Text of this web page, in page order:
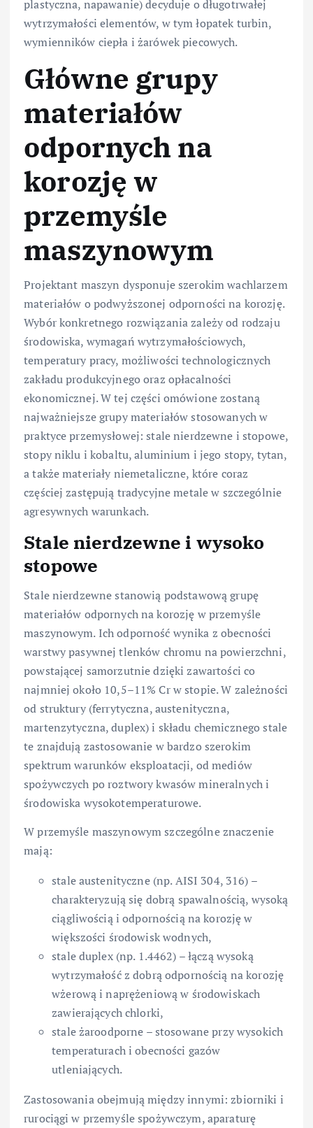
plastyczna, napawanie) decyduje o długotrwałej
wytrzymałości elementów, w tym łopatek turbin,
wymienników ciepła i żarówek piecowych.
Główne grupy
materiałów
odpornych na
korozję w
przemyśle
maszynowym
Projektant maszyn dysponuje szerokim wachlarzem
materiałów o podwyższonej odporności na korozję.
Wybór konkretnego rozwiązania zależy od rodzaju
środowiska, wymagań wytrzymałościowych,
temperatury pracy, możliwości technologicznych
zakładu produkcyjnego oraz opłacalności
ekonomicznej. W tej części omówione zostaną
najważniejsze grupy materiałów stosowanych w
praktyce przemysłowej: stale nierdzewne i stopowe,
stopy niklu i kobaltu, aluminium i jego stopy, tytan,
a także materiały niemetaliczne, które coraz
częściej zastępują tradycyjne metale w szczególnie
agresywnych warunkach.
Stale nierdzewne i wysoko
stopowe
Stale nierdzewne stanowią podstawową grupę
materiałów odpornych na korozję w przemyśle
maszynowym. Ich odporność wynika z obecności
warstwy pasywnej tlenków chromu na powierzchni,
powstającej samorzutnie dzięki zawartości co
najmniej około 10,5–11% Cr w stopie. W zależności
od struktury (ferrytyczna, austenityczna,
martenzytyczna, duplex) i składu chemicznego stale
te znajdują zastosowanie w bardzo szerokim
spektrum warunków eksploatacji, od mediów
spożywczych po roztwory kwasów mineralnych i
środowiska wysokotemperaturowe.
W przemyśle maszynowym szczególne znaczenie
mają:
stale austenityczne (np. AISI 304, 316) –
charakteryzują się dobrą spawalnością, wysoką
ciągliwością i odpornością na korozję w
większości środowisk wodnych,
stale duplex (np. 1.4462) – łączą wysoką
wytrzymałość z dobrą odpornością na korozję
wżerową i naprężeniową w środowiskach
zawierających chlorki,
stale żaroodporne – stosowane przy wysokich
temperaturach i obecności gazów
utleniających.
Zastosowania obejmują między innymi: zbiorniki i
rurociągi w przemyśle spożywczym, aparaturę